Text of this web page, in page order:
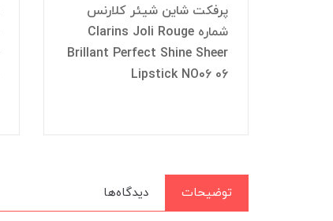
پرفکت شاین شیئر کلارنس
شماره Clarins Joli Rouge
Brillant Perfect Shine Sheer
Lipstick NO06 06
توضیحات دیدگاه‌ها